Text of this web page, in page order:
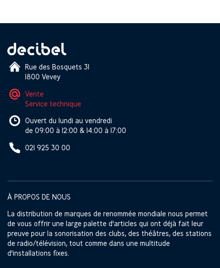
Rue des Bosquets 31
1800 Vevey
Vente
Service technique
Ouvert du lundi au vendredi
de 09:00 à 12:00 & 14:00 à 17:00
021 925 30 00
À PROPOS DE NOUS
La distribution de marques de renommée mondiale nous permet
de vous offrir une large palette d'articles qui ont déjà fait leur
preuve pour la sonorisation des clubs, des théâtres, des stations
de radio/télévision, tout comme dans une multitude
d'installations fixes.